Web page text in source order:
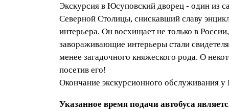
Экскурсия в Юсуповский дворец - один из
Северной Столицы, снискавший славу
интерьера. Он восхищает не только в
завораживающие интерьеры стали
менее загадочного княжеского рода. О
посетив его!
Окончание экскурсионного обслуживания
Указанное время подачи автобуса